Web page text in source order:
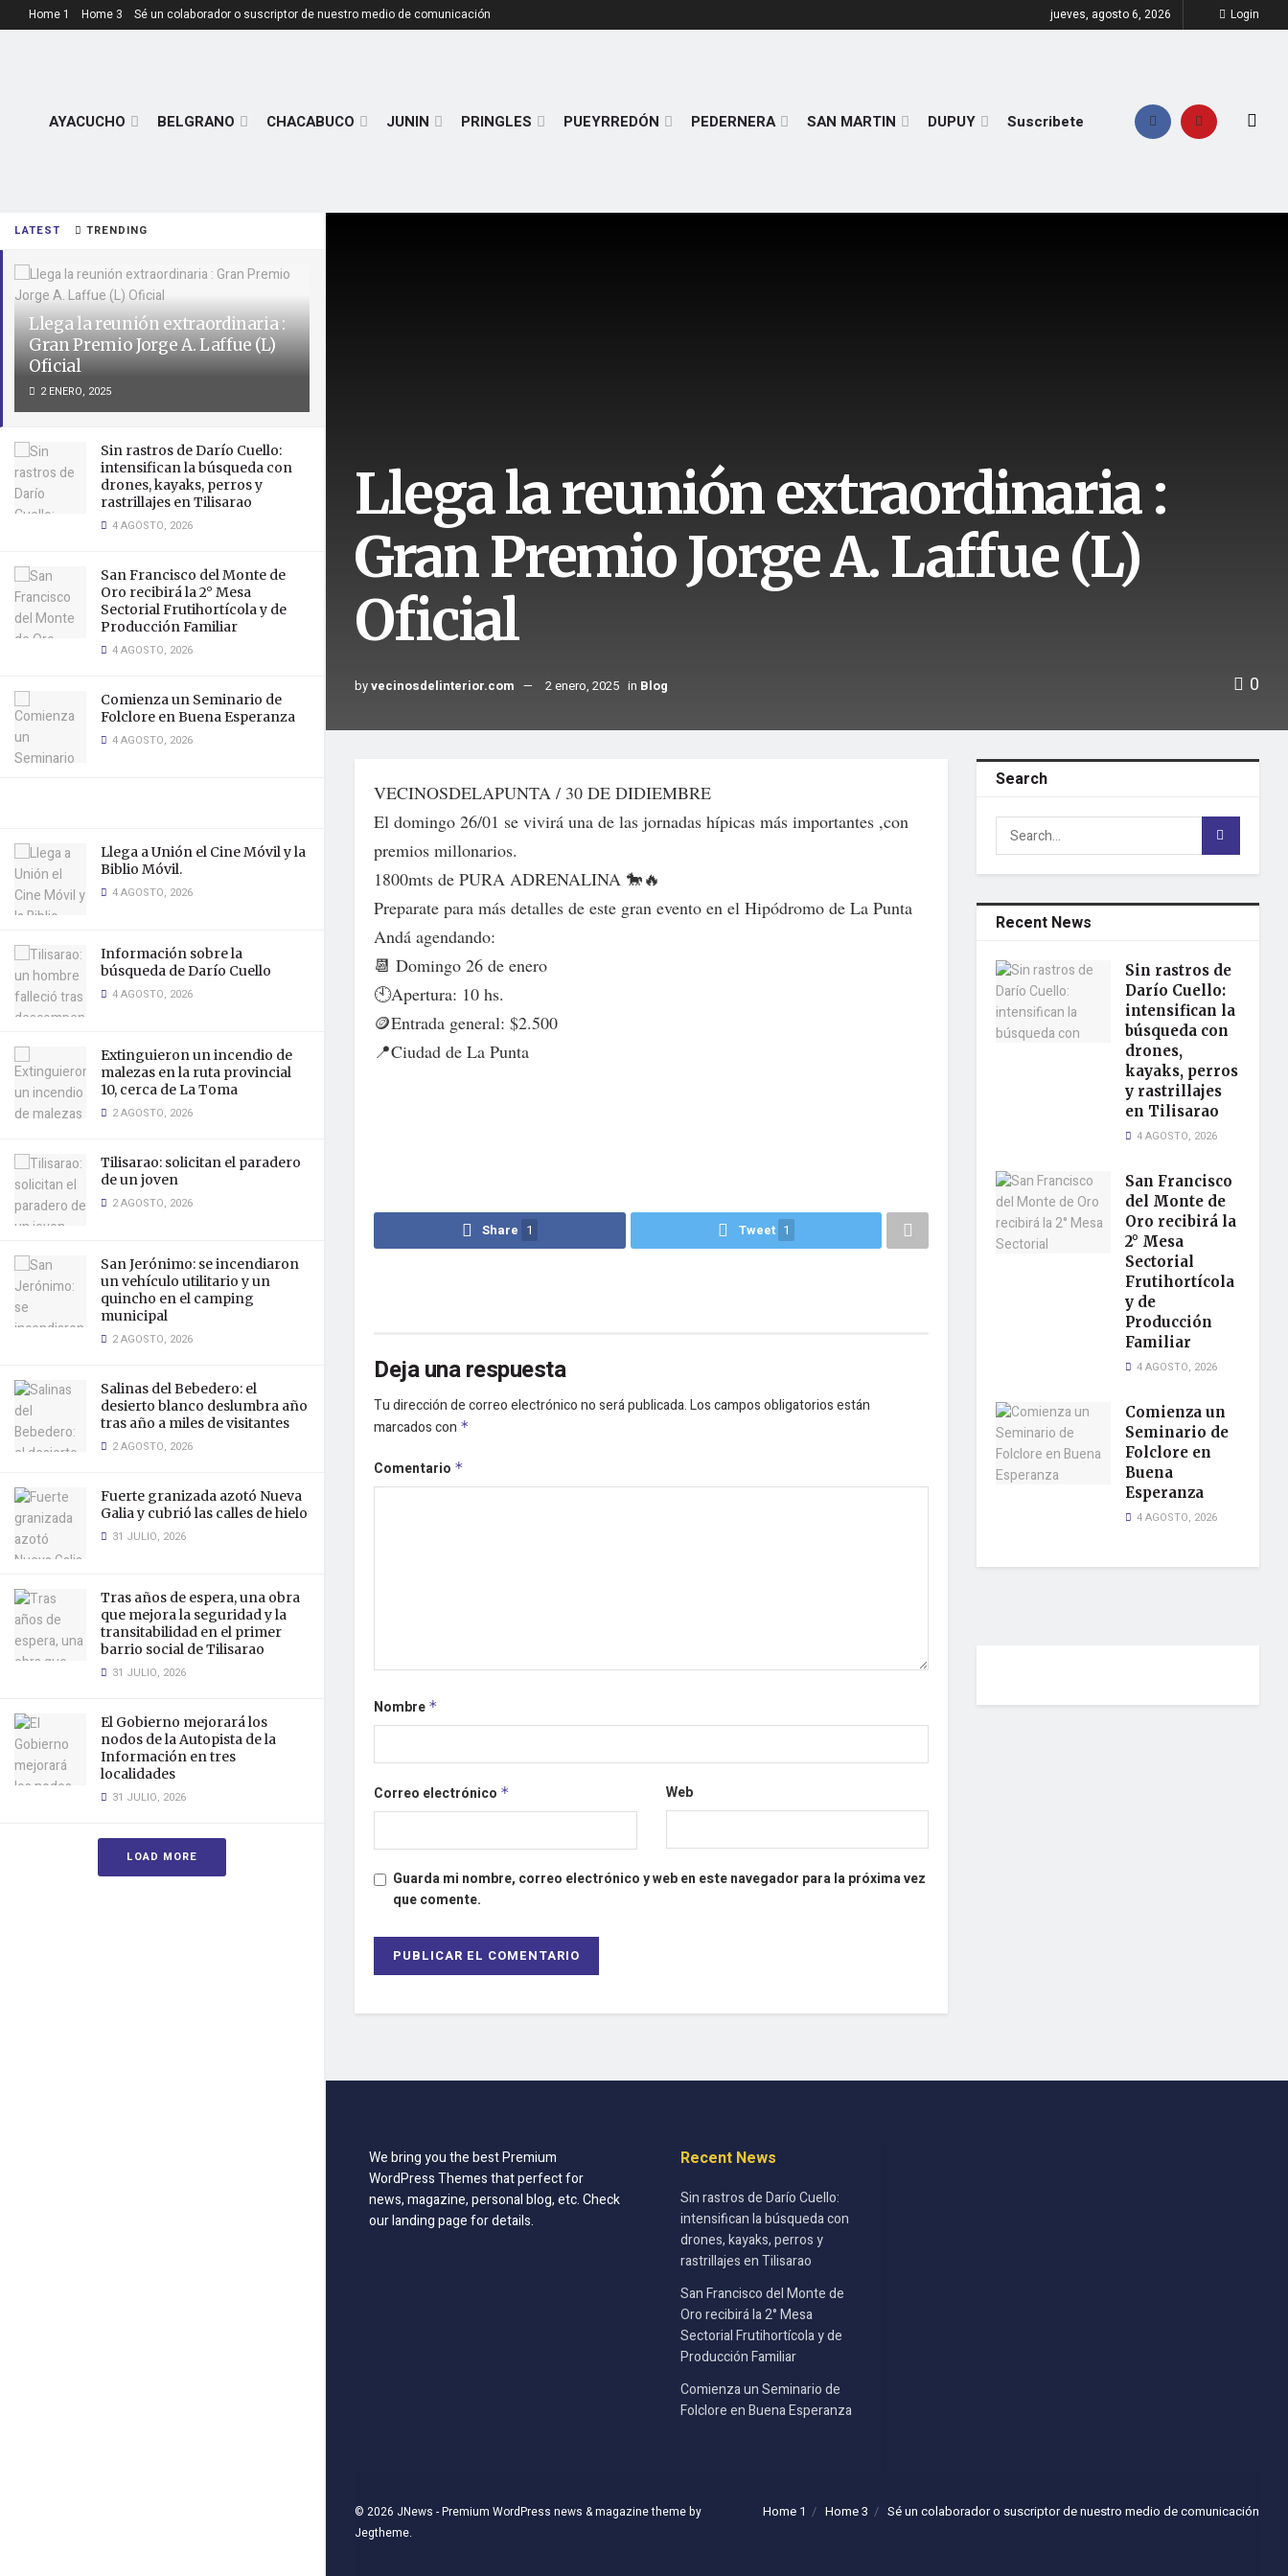
LATEST TRENDING
Llega la reunión extraordinaria :
Gran Premio Jorge A. Laffue (L)
Oficial
2 ENERO, 2025
Sin rastros de Darío Cuello:
intensifican la búsqueda con
drones, kayaks, perros y
rastrillajes en Tilisarao
4 AGOSTO, 2026
San Francisco del Monte de
Oro recibirá la 2° Mesa
Sectorial Frutihortícola y de
Producción Familiar
4 AGOSTO, 2026
Comienza un Seminario de
Folclore en Buena Esperanza
4 AGOSTO, 2026
Llega a Unión el Cine Móvil y la
Biblio Móvil.
4 AGOSTO, 2026
Información sobre la
búsqueda de Darío Cuello
4 AGOSTO, 2026
Extinguieron un incendio de
malezas en la ruta provincial
10, cerca de La Toma
2 AGOSTO, 2026
Tilisarao: solicitan el paradero
de un joven
2 AGOSTO, 2026
San Jerónimo: se incendiaron
un vehículo utilitario y un
quincho en el camping
municipal
2 AGOSTO, 2026
Salinas del Bebedero: el
desierto blanco deslumbra año
tras año a miles de visitantes
2 AGOSTO, 2026
Fuerte granizada azotó Nueva
Galia y cubrió las calles de hielo
31 JULIO, 2026
Tras años de espera, una obra
que mejora la seguridad y la
transitabilidad en el primer
barrio social de Tilisarao
31 JULIO, 2026
El Gobierno mejorará los
nodos de la Autopista de la
Información en tres
localidades
31 JULIO, 2026
LOAD MORE
Home 1 Home 3 Sé un colaborador o suscriptor de nuestro medio de comunicación jueves, agosto 6, 2026 Login
AYACUCHO BELGRANO CHACABUCO JUNIN PRINGLES PUEYRREDÓN PEDERNERA SAN MARTIN DUPUY Suscribete
Llega la reunión extraordinaria :
Gran Premio Jorge A. Laffue (L)
Oficial
byvecinosdelinterior.com 2 enero, 2025 in Blog 0
VECINOSDELAPUNTA / 30 DE DIDIEMBRE
El domingo 26/01 se vivirá una de las jornadas hípicas más importantes ,con
premios millonarios.
1800mts de PURA ADRENALINA 🐎🔥
Preparate para más detalles de este gran evento en el Hipódromo de La Punta
Andá agendando:
📆 Domingo 26 de enero
🕙Apertura: 10 hs.
🪙Entrada general: $2.500
📍Ciudad de La Punta
Share 1 Tweet 1
Deja una respuesta
Tu dirección de correo electrónico no será publicada.Los campos obligatorios están
marcados con *
Comentario *
Nombre *
Correo electrónico * Web
Guarda mi nombre, correo electrónico y web en este navegador para la próxima vez
que comente.
Search
Recent News
Sin rastros de
Darío Cuello:
intensifican la
búsqueda con
drones,
kayaks, perros
y rastrillajes
en Tilisarao
4 AGOSTO, 2026
San Francisco
del Monte de
Oro recibirá la
2° Mesa
Sectorial
Frutihortícola
y de
Producción
Familiar
4 AGOSTO, 2026
Comienza un
Seminario de
Folclore en
Buena
Esperanza
4 AGOSTO, 2026
We bring you the best Premium
WordPress Themes that perfect for
news, magazine, personal blog, etc. Check
our landing page for details.
Recent News
Sin rastros de Darío Cuello:
intensifican la búsqueda con
drones, kayaks, perros y
rastrillajes en Tilisarao
San Francisco del Monte de
Oro recibirá la 2° Mesa
Sectorial Frutihortícola y de
Producción Familiar
Comienza un Seminario de
Folclore en Buena Esperanza
Home 1 Home 3 Sé un colaborador o suscriptor de nuestro medio de comunicación
© 2026 JNews - Premium WordPress news & magazine theme by
Jegtheme.